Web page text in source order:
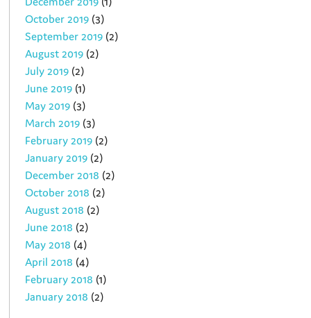
October 2019 (3)
September 2019 (2)
August 2019 (2)
July 2019 (2)
June 2019 (1)
May 2019 (3)
March 2019 (3)
February 2019 (2)
January 2019 (2)
December 2018 (2)
October 2018 (2)
August 2018 (2)
June 2018 (2)
May 2018 (4)
April 2018 (4)
February 2018 (1)
January 2018 (2)